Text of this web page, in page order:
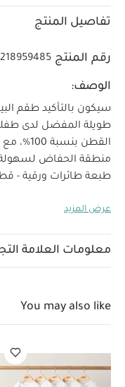
تفاصيل المنتج
رقم المنتج 218959485
الوصف:
سيكون بالتأكيد طقم
القطن
طبعة
موضوعة على الصدر
كريمية مع طبعة طائرة
تجفيف بارد
يُنظف جافاً
غسل
من الداخل للخارج قد
عرض المزيد
معلومات العلامة
You may also like